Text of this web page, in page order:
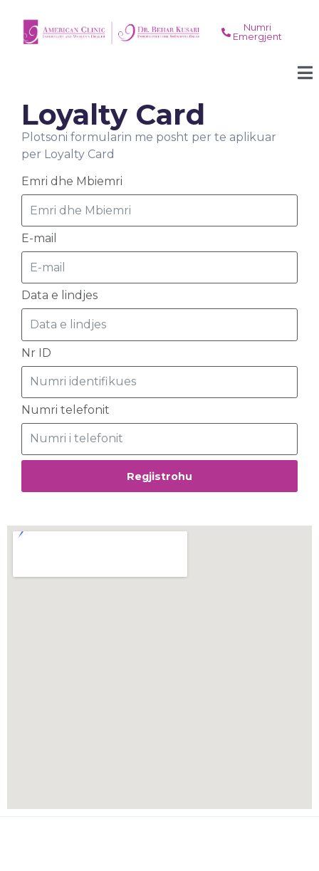
Numri
Emergjent
Loyalty Card
Plotsoni formularin me posht per te aplikuar
per Loyalty Card
Emri dhe Mbiemri
E-mail
Data e lindjes
Nr ID
Numri telefonit
Regjistrohu